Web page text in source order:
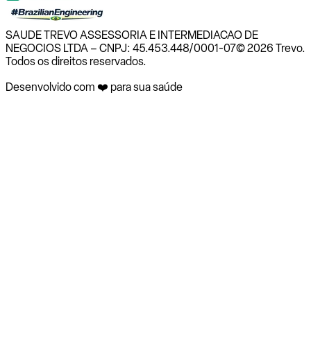
SAUDE TREVO ASSESSORIA E INTERMEDIACAO DE
NEGOCIOS LTDA – CNPJ: 45.453.448/0001-07© 2026 Trevo.
Todos os direitos reservados.
Desenvolvido com ❤️ para sua saúde